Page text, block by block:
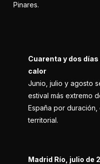
Pinares.
Cuarenta y dos
calor
Junio, julio y agosto
estival más extremo
España por
territorial.
Madrid Río, julio de